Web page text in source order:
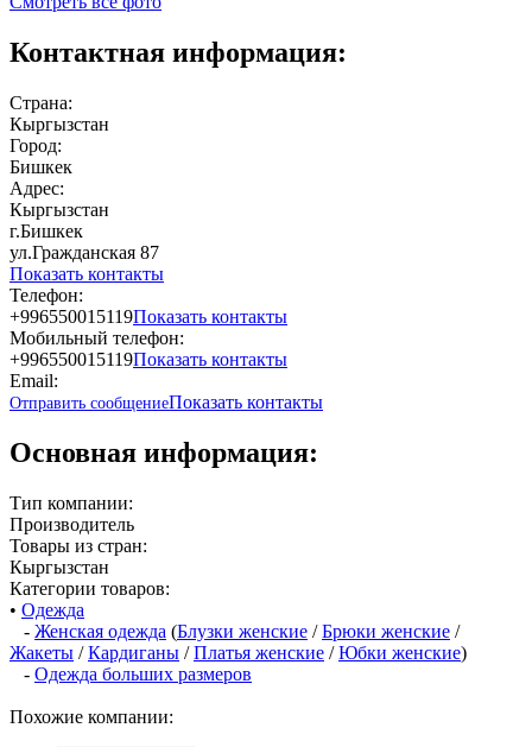
Контактная информация:
Страна:
Кыргызстан
Город:
Бишкек
Адрес:
Кыргызстан
г.Бишкек
ул.Гражданская 87
Показать контакты
Телефон:
+996550015119Показать контакты
Мобильный телефон:
+996550015119Показать контакты
Email:
Отправить сообщениеПоказать контакты
Основная информация:
Тип компании:
Производитель
Товары из стран:
Кыргызстан
Категории товаров:
• Одежда
- Женская одежда (Блузки женские /Брюки женские /
Жакеты /Кардиганы /Платья женские /Юбки женские)
- Одежда больших размеров
Похожие компании: